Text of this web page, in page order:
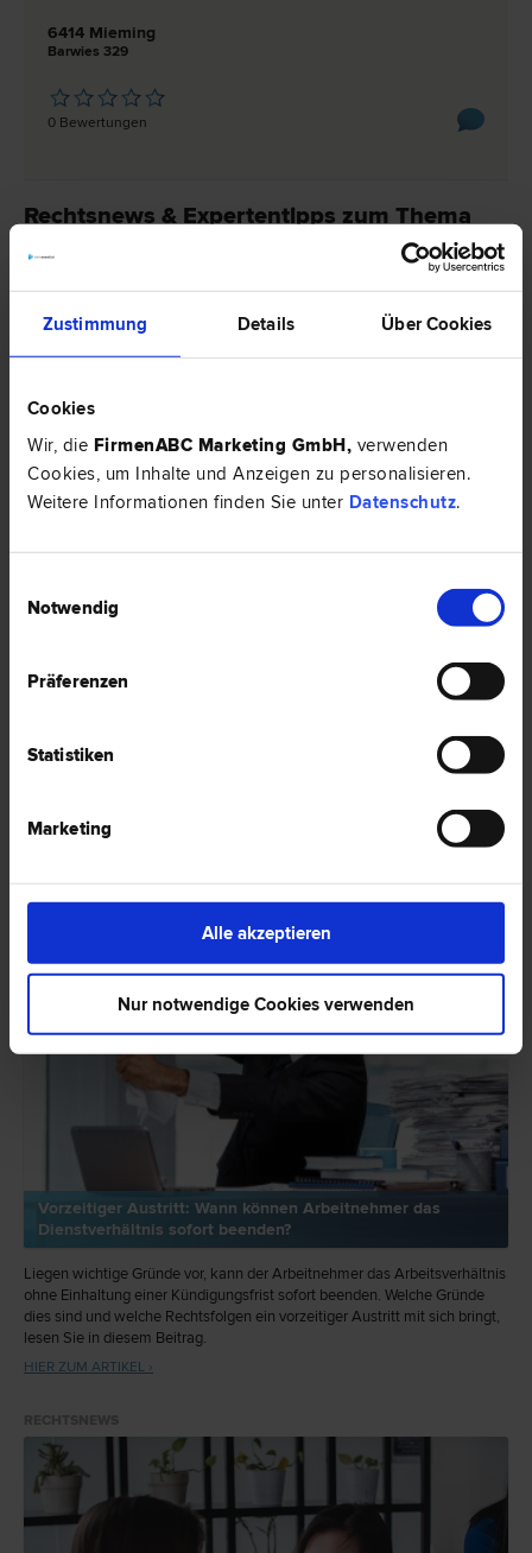
Zustimmung Details Über Cookies
Cookies
Wir, die FirmenABC Marketing GmbH, verwenden
Cookies, um Inhalte und Anzeigen zu personalisieren.
Weitere Informationen finden Sie unter Datenschutz.
Notwendig
Präferenzen
Statistiken
Marketing
Alle akzeptieren
Nur notwendige Cookies verwenden
6414 Mieming
Barwies 329
0 Bewertungen
Rechtsnews & Expertentipps zum Thema
"Arbeitsrecht"
Neue Vorgaben zur Übernahme von Bildungskosten im
Neben neuen Mindestinhalten von Dienstzetteln und Dienstverträgen
wurde eine gänzlich neue Bestimmung zu Aus-, Fort- und
HIER ZUM ARTIKEL ›
RECHTSNEWS
Vorzeitiger Austritt: Wann können Arbeitnehmer das
Dienstverhältnis sofort beenden?
Liegen wichtige Gründe vor, kann der Arbeitnehmer das Arbeitsverhältnis
ohne Einhaltung einer Kündigungsfrist sofort beenden. Welche Gründe
dies sind und welche Rechtsfolgen ein vorzeitiger Austritt mit sich bringt,
lesen Sie in diesem Beitrag.
HIER ZUM ARTIKEL ›